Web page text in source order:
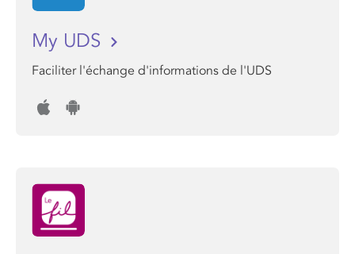
My UDS
Faciliter l'échange d'informations de l'UDS